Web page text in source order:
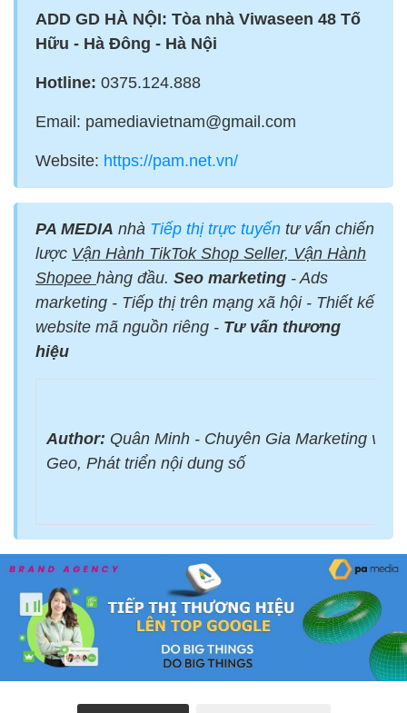
ADD GD HÀ NỘI: Tòa nhà Viwaseen 48 Tố
Hữu - Hà Đông - Hà Nội
Hotline: 0375.124.888
Email: pamediavietnam@gmail.com
Website: https://pam.net.vn/
PA MEDIA nhà Tiếp thị trực tuyến tư vấn chiến
lược Vận Hành TikTok Shop Seller, Vận Hành
Shopee hàng đầu. Seo marketing - Ads
marketing - Tiếp thị trên mạng xã hội - Thiết kế
website mã nguồn riêng - Tư vấn thương
hiệu
Author: Quân Minh - Chuyên Gia Marketing với
Geo, Phát triển nội dung số